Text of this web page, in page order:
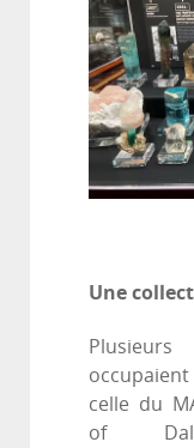
Une
celle du
of